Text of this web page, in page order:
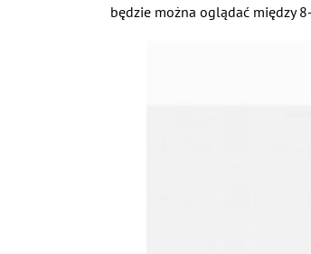
będzie można oglądać między